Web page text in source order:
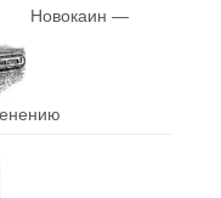
Новокаин —